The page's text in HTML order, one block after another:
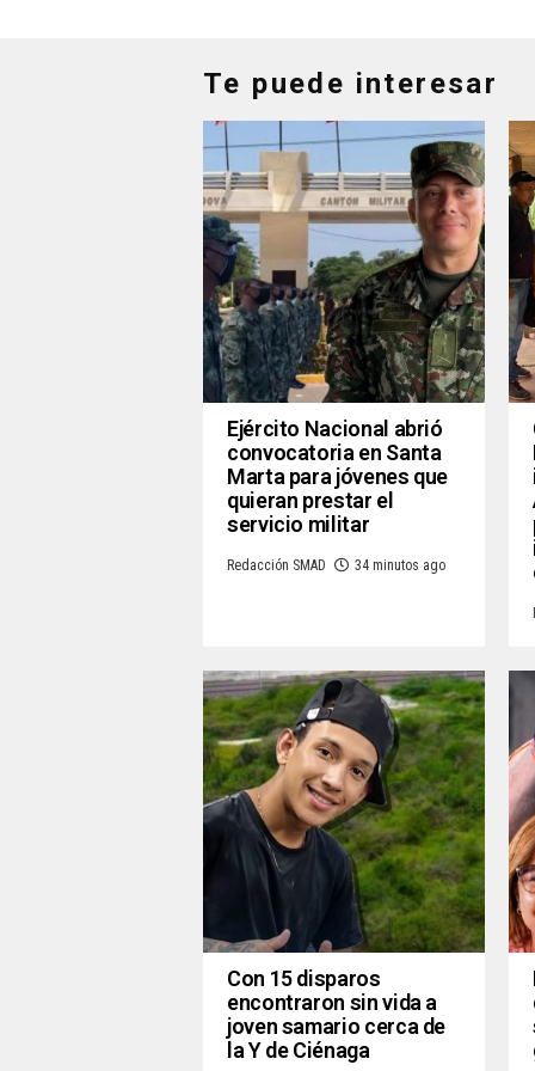
Te puede interesar
Ejército Nacional abrió
convocatoria en Santa
Marta para jóvenes que
quieran prestar el
servicio militar
Redacción SMAD 34 minutos ago
Con 15 disparos
encontraron sin vida a
joven samario cerca de
la Y de Ciénaga